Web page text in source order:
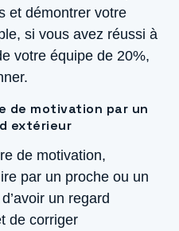
et démontrer votre
si vous avez réussi à
votre équipe de 20%,
de motivation par un
extérieur
de motivation,
par un proche ou un
un regard
de corriger